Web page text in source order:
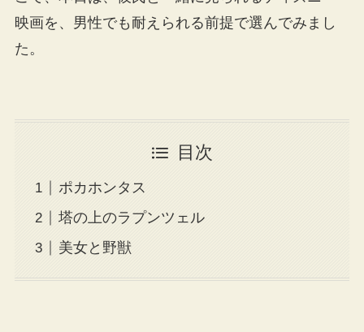
映画を、男性でも耐えられる前提で選んでみまし
た。
目次
ポカホンタス
塔の上のラプンツェル
美女と野獣